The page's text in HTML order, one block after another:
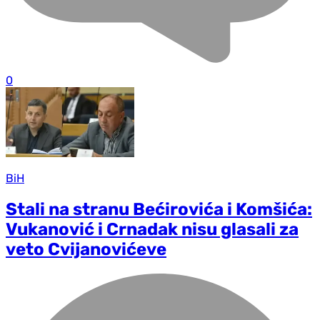
0
BiH
Stali na stranu Bećirovića i Komšića:
Vukanović i Crnadak nisu glasali za
veto Cvijanovićeve